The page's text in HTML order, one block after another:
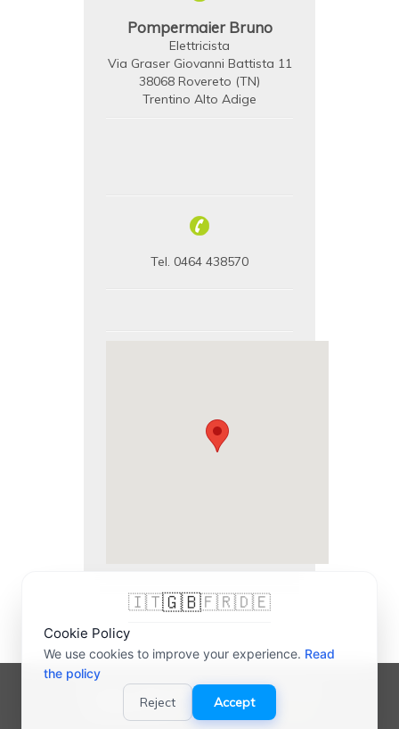
Pompermaier Bruno
Elettricista
Via Graser Giovanni Battista 11
38068 Rovereto (TN)
Trentino Alto Adige
Tel. 0464 438570
© 2007-2026 bigliettidavisitare® | P.IVA
03989000165 | Credits-Privacy Policy
🇮🇹🇬🇧🇫🇷🇩🇪
Cookie Policy
We use cookies to improve your experience. Read
the policy
Reject Accept